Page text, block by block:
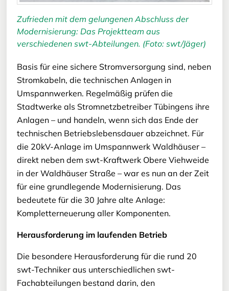
Zufrieden mit dem gelungenen Abschluss der
Modernisierung: Das Projektteam aus
verschiedenen swt-Abteilungen. (Foto: swt/Jäger)
Basis für eine sichere Stromversorgung sind, neben
Stromkabeln, die technischen Anlagen in
Umspannwerken. Regelmäßig prüfen die
Stadtwerke als Stromnetzbetreiber Tübingens ihre
Anlagen – und handeln, wenn sich das Ende der
technischen Betriebslebensdauer abzeichnet. Für
die 20kV-Anlage im Umspannwerk Waldhäuser –
direkt neben dem swt-Kraftwerk Obere Viehweide
in der Waldhäuser Straße – war es nun an der Zeit
für eine grundlegende Modernisierung. Das
bedeutete für die 30 Jahre alte Anlage:
Kompletterneuerung aller Komponenten.
Herausforderung im laufenden Betrieb
Die besondere Herausforderung für die rund 20
swt-Techniker aus unterschiedlichen swt-
Fachabteilungen bestand darin, den